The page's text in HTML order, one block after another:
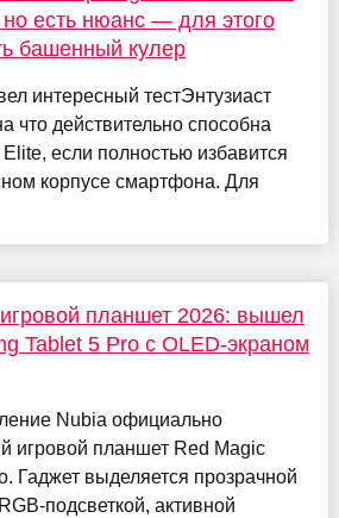
есть нюанс — для этого
башенный кулер
интересный тестЭнтузиаст
что действительно способна
если полностью избавится
корпусе смартфона. Для
планшет 2026: вышел
Tablet 5 Pro с OLED-экраном
Nubia официально
игровой планшет Red Magic
Гаджет выделяется прозрачной
подсветкой, активной